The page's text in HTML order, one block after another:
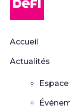
Accueil
Actualités